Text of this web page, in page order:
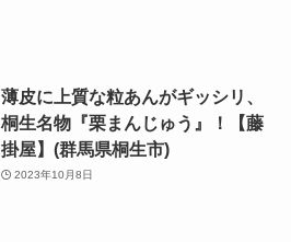
薄皮に上質な粒あんがギッシリ、
桐生名物『栗まんじゅう』！【藤
掛屋】(群馬県桐生市)
2023年10月8日